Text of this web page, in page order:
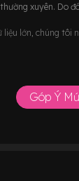
xuyên. Do
lớn, chúng
Góp Ý